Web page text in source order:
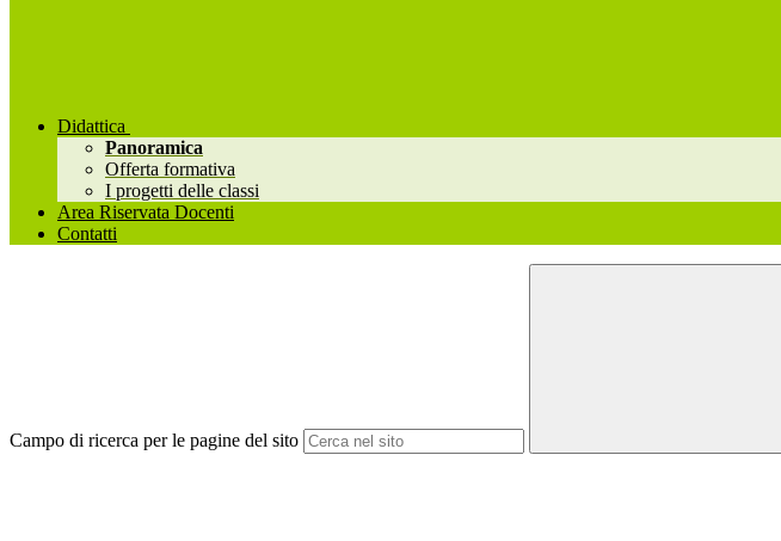
Didattica
Panoramica
Offerta formativa
I progetti delle classi
Area Riservata Docenti
Contatti
Campo di ricerca per le pagine del sito